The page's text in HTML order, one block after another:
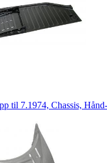
til 7.1974, Chassis,